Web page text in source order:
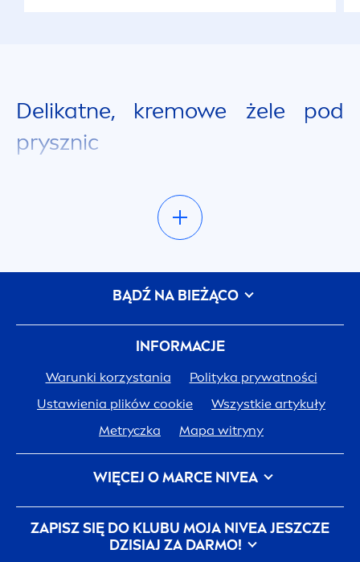
Delikatne, kremowe żele pod
prysznic
Delikatne, kremowe żele pod prysznic to
uniwersalny kosmetyk do codziennego mycia i
możesz wybrać delikatny
prysznicNIVEA Creme Care. Zarówno zapach,
jak i formuła tego kremowego żelu pod prysznic
pielęgnacyjnymNIVEA
. Dzięki zawartości
prowitaminy B5 i pielęgnujących olejków ten
kremowy żel pod prysznic pozostawia skórę
miękką i nawilżoną na długie godziny. Jeśli
polubisz łagodny żel pod prysznicNIVEA
, możesz również spróbować innych
kosmetyków z tej linii jak mydło czy mus do
ciała.
INFORMACJE
Warunki korzystania
Polityka prywatności
Ustawienia plików cookie
Wszystkie artykuły
Metryczka
Mapa witryny
WIĘCEJ O MARCE NIVEA
HistoriaNIVEA
Kariera w Beiersdorf
JEDNA SKÓRA. JEDNA PLANETA. JEDNA TROSKA.
ZAPISZ SIĘ DO KLUBU MOJA NIVEAJESZCZE
DZISIAJ ZA DARMO!
BĄDŹ NA BIEŻĄCO